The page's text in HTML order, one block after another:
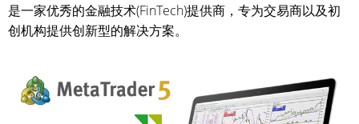
是一家优秀的金融技术(FinTech)提供商，专为交易商以及初
创机构提供创新型的解决方案。